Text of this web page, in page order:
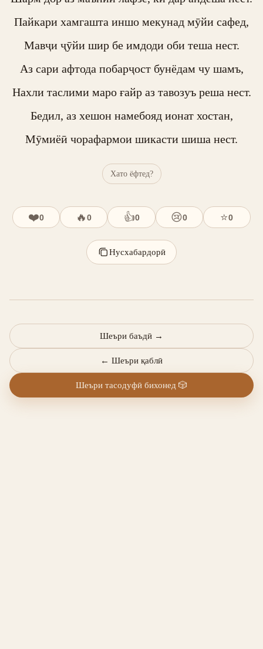
Пайкари хамгашта иншо мекунад мӯйи сафед,
Мавҷи ҷӯйи шир бе имдоди оби теша нест.
Аз сари афтода побарҷост бунёдам чу шамъ,
Нахли таслими маро ғайр аз тавозуъ реша нест.
Бедил, аз хешон намебояд ионат хостан,
Мӯмиёӣ чорафармои шикасти шиша нест.
Хато ёфтед?
❤️0 🔥0 👍0 😢0 ⭐0
Нусхабардорӣ
← Шеъри қаблӣ
Шеъри баъдӣ →
Шеъри тасодуфӣ бихонед 🎲